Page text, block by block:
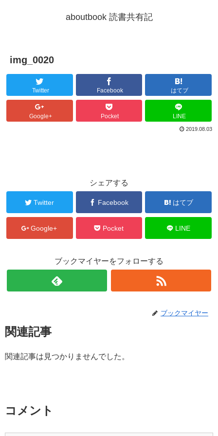
aboutbook 読書共有記
img_0020
Twitter Facebook はてブ
Google+ Pocket LINE
2019.08.03
シェアする
Twitter Facebook はてブ
Google+ Pocket LINE
ブックマイヤーをフォローする
ブックマイヤー
関連記事
関連記事は見つかりませんでした。
コメント